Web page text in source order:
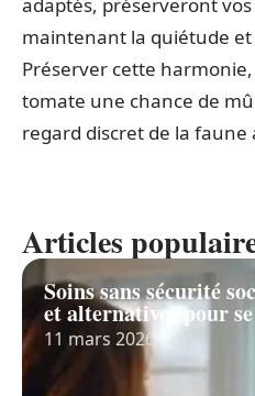
maintenant la quiétude
Préserver cette harmonie,
tomate une chance de
regard discret de la faune
Articles
Soins sans sécurité
et alternatives pour
11 mars 2026